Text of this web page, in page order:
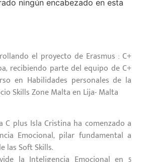
ningún encabezado en esta
el proyecto de Erasmus : C+
recibiendo parte del equipo de C+
en Habilidades personales de la
Skills Zone Malta en Lija- Malta
C plus Isla Cristina ha comenzado a
Emocional, pilar fundamental a
las Soft Skills.